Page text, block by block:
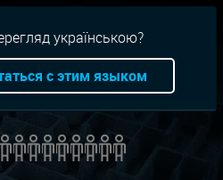
Одесса
українською?
с этим языком